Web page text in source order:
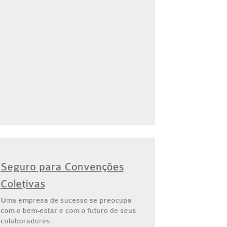
Seguro para Convenções
Coletivas
Uma empresa de sucesso se preocupa
com o bem-estar e com o futuro de seus
colaboradores.